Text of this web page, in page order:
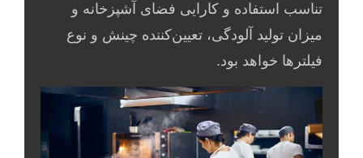
تناسب استفاده و کارایی فضای آشپزخانه و
میزان تولید آلودگی، تعیین‌کننده چینش و نوع
فیلترها خواهد بود.